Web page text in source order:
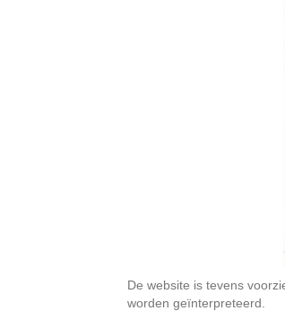
De website is tevens
worden geïnterpreteerd.